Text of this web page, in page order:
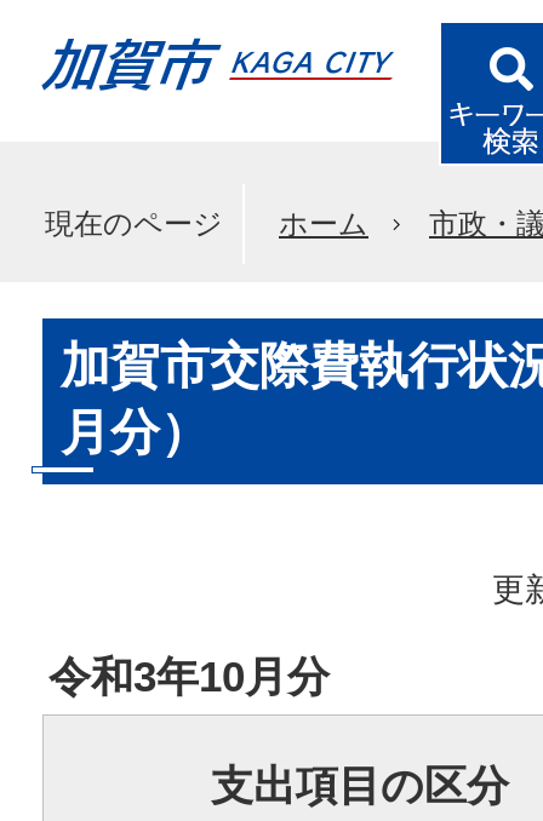
現在のページ ホーム 市政・
加賀市交際費執行状
月分）
更
令和3年10月分
支出項目の区分